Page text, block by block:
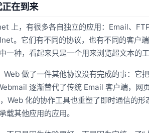
在到来
上，有很多各自独立的应用：Email、
。它们有不同的协议，也有不同的客户
一种，看起来只是一个用来浏览超文本的
Web 做了一件其他协议没有完成的事：它
逐渐替代了传统 Email 客户端，网
Web 化的协作工具也重塑了即时通信的形
载其他应用的应用。